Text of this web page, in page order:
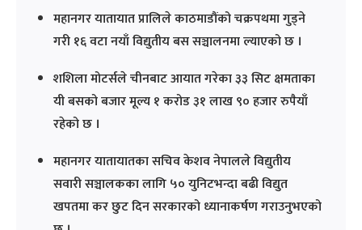
महानगर यातायात प्रालिले काठमाडौंको चक्रपथमा गुड्ने
गरी १६ वटा नयाँ विद्युतीय बस सञ्चालनमा ल्याएको छ ।
शशिला मोटर्सले चीनबाट आयात गरेका ३३ सिट क्षमताका
यी बसको बजार मूल्य १ करोड ३१ लाख ९० हजार रुपैयाँ
रहेको छ ।
महानगर यातायातका सचिव केशव नेपालले विद्युतीय
सवारी सञ्चालकका लागि ५० युनिटभन्दा बढी विद्युत
खपतमा कर छुट दिन सरकारको ध्यानाकर्षण गराउनुभएको